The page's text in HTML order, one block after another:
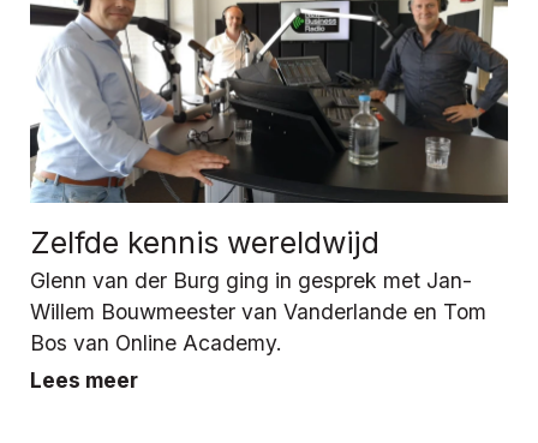
Zelfde kennis wereldwijd
Glenn van der Burg ging in gesprek met Jan-
Willem Bouwmeester van Vanderlande en Tom
Bos van Online Academy.
Lees meer